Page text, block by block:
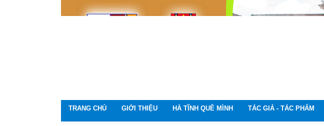
TRANG CHỦ GIỚI THIỆU HÀ TĨNH QUÊ MÌNH TÁC GIẢ - TÁC PHẨM